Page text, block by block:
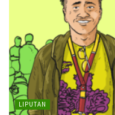
LIPUTAN